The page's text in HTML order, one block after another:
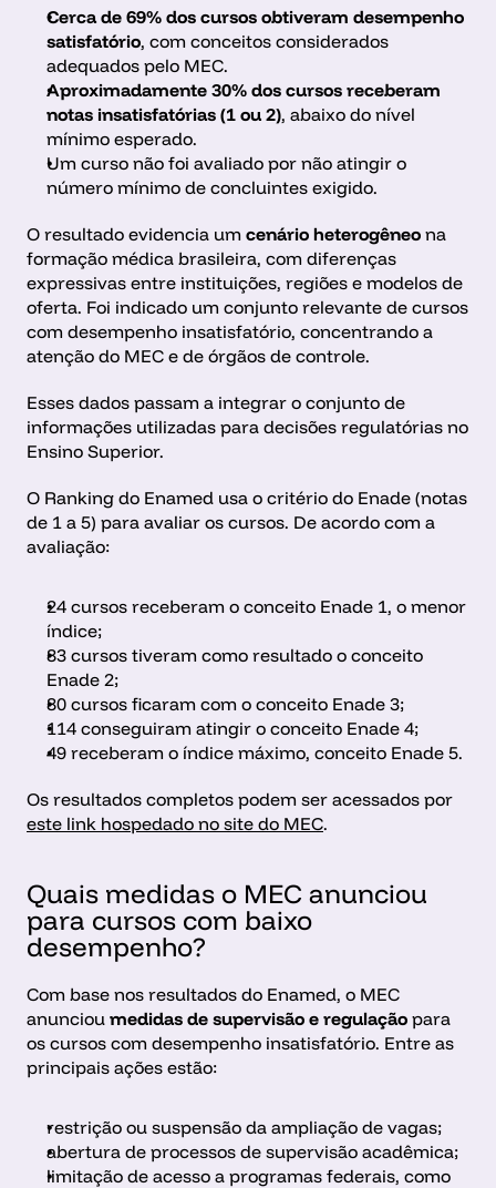
Cerca de 69% dos cursos obtiveram desempenho
satisfatório, com conceitos considerados
adequados pelo MEC.
Aproximadamente 30% dos cursos receberam
notas insatisfatórias (1 ou 2), abaixo do nível
mínimo esperado.
Um curso não foi avaliado por não atingir o
número mínimo de concluintes exigido.
O resultado evidencia um cenário heterogêneo na
formação médica brasileira, com diferenças
expressivas entre instituições, regiões e modelos de
oferta. Foi indicado um conjunto relevante de cursos
com desempenho insatisfatório, concentrando a
atenção do MEC e de órgãos de controle.
Esses dados passam a integrar o conjunto de
informações utilizadas para decisões regulatórias no
Ensino Superior.
O Ranking do Enamed usa o critério do Enade (notas
de 1 a 5) para avaliar os cursos. De acordo com a
avaliação:
24 cursos receberam o conceito Enade 1, o menor
índice;
83 cursos tiveram como resultado o conceito
Enade 2;
80 cursos ficaram com o conceito Enade 3;
114 conseguiram atingir o conceito Enade 4;
49 receberam o índice máximo, conceito Enade 5.
este link hospedado no site do MEC.
Quais medidas o MEC anunciou
para cursos com baixo
desempenho?
Com base nos resultados do Enamed, o MEC
anunciou medidas de supervisão e regulação para
os cursos com desempenho insatisfatório. Entre as
principais ações estão:
restrição ou suspensão da ampliação de vagas;
abertura de processos de supervisão acadêmica;
limitação de acesso a programas federais, como